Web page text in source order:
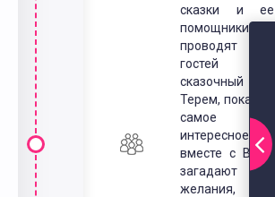
сказки и ее
помощники
проводят
гостей в
сказочный
Терем, покажут
самое
интересное, и
вместе с Вами
загадают
желания,